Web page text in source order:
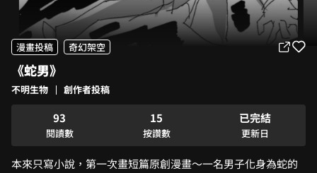
漫畫投稿 奇幻架空
《蛇男》
不明生物 創作者投稿
3
4
5
6
7
8
9
1
2
3
4
5
6
閱讀數
0
1
2
3
4
4
5
6
7
8
按讚數
已完結
更新日
本來只寫小說，第一次畫短篇原創漫畫～一名男子化身為蛇的